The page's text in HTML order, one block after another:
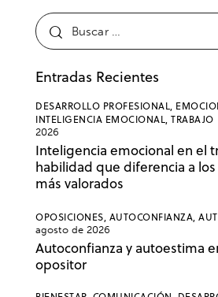
Entradas Recientes
DESARROLLO PROFESIONAL,
INTELIGENCIA EMOCIONAL, TRABAJO
2026
Inteligencia emocional en el
habilidad que diferencia a
más valorados
OPOSICIONES, AUTOCONFIANZA,
agosto de 2026
Autoconfianza y autoestima
opositor